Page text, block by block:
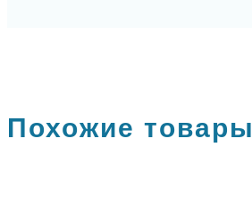
Похожие товары